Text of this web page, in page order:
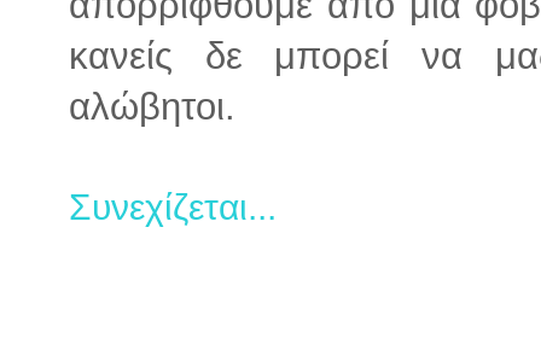
κανείς δε μπορεί να
αλώβητοι.
Συνεχίζεται...